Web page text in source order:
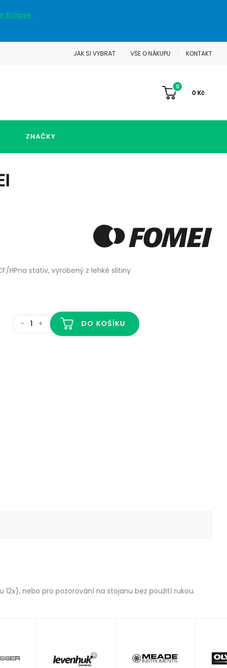
Eclipse
JAK SI VYBRAT VŠE O NÁKUPU KONTAKT
0
0 Kč
ZNAČKY
HPna stativ, vyrobený z lehké slitiny
- + DO KOŠÍKU
nebo pro pozorování na stojanu bez použití rukou.